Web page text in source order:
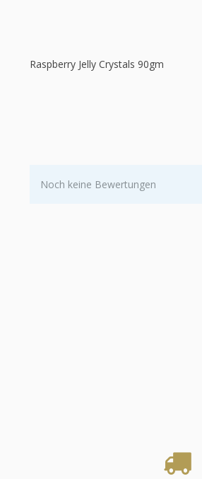
Raspberry Jelly Crystals 90gm
Noch keine Bewertungen